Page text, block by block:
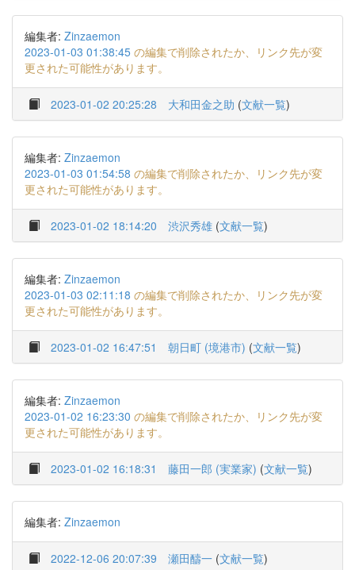
編集者: Zinzaemon
2023-01-03 01:38:45 の編集で削除されたか、リンク先が変
更された可能性があります。
2023-01-02 20:25:28 大和田金之助 (文献一覧)
編集者: Zinzaemon
2023-01-03 01:54:58 の編集で削除されたか、リンク先が変
更された可能性があります。
2023-01-02 18:14:20 渋沢秀雄 (文献一覧)
編集者: Zinzaemon
2023-01-03 02:11:18 の編集で削除されたか、リンク先が変
更された可能性があります。
2023-01-02 16:47:51 朝日町 (境港市) (文献一覧)
編集者: Zinzaemon
2023-01-02 16:23:30 の編集で削除されたか、リンク先が変
更された可能性があります。
2023-01-02 16:18:31 藤田一郎 (実業家) (文献一覧)
編集者: Zinzaemon
2022-12-06 20:07:39 瀬田醻一 (文献一覧)